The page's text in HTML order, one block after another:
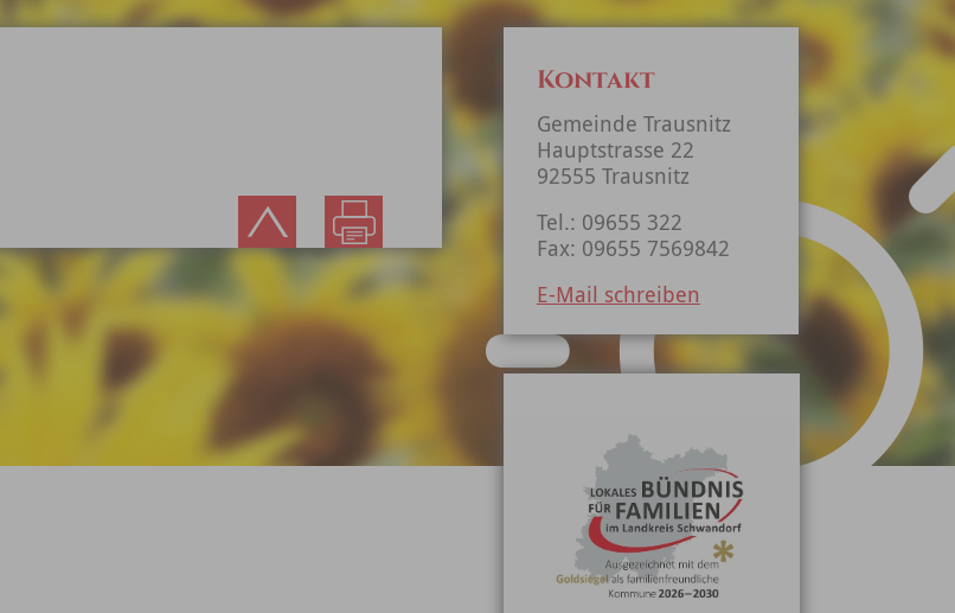
Kontakt
Gemeinde Trausnitz
Hauptstrasse 22
92555 Trausnitz
Tel.: 09655 322
Fax: 09655 7569842
E-Mail schreiben